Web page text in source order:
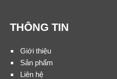
THÔNG TIN
Giới thiệu
Sản phẩm
Liên hệ